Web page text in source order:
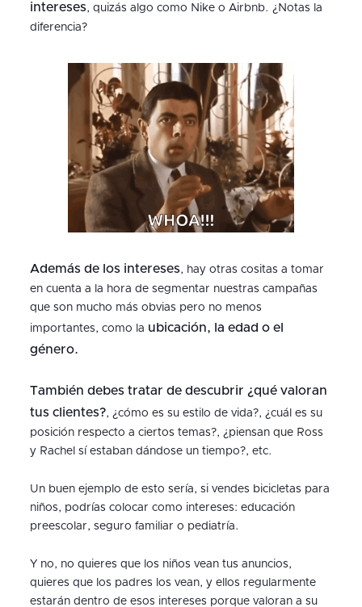
intereses, quizás algo como Nike o Airbnb. ¿Notas la
diferencia?
Además de los intereses, hay otras cositas a tomar
en cuenta a la hora de segmentar nuestras campañas
que son mucho más obvias pero no menos
importantes, como la ubicación, la edad o el
género.
También debes tratar de descubrir ¿qué valoran
tus clientes?, ¿cómo es su estilo de vida?, ¿cuál es su
posición respecto a ciertos temas?, ¿piensan que Ross
y Rachel sí estaban dándose un tiempo?, etc.
Un buen ejemplo de esto sería, si vendes bicicletas para
niños, podrías colocar como intereses: educación
preescolar, seguro familiar o pediatría.
Y no, no quieres que los niños vean tus anuncios,
quieres que los padres los vean, y ellos regularmente
estarán dentro de esos intereses porque valoran a su